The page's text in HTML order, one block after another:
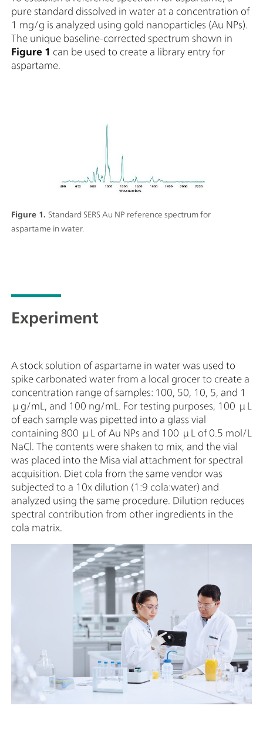
pure standard dissolved in water at a concentration of
1 mg/g is analyzed using gold nanoparticles (Au NPs).
The unique baseline-corrected spectrum shown in
Figure 1 can be used to create a library entry for
aspartame.
Figure 1.
Standard SERS Au NP reference spectrum for
aspartame in water.
Experiment
A stock solution of aspartame in water was used to
spike carbonated water from a local grocer to create a
concentration range of samples: 100, 50, 10, 5, and 1
μg/mL, and 100 ng/mL. For testing purposes, 100 μL
of each sample was pipetted into a glass vial
containing 800 μL of Au NPs and 100 μL of 0.5 mol/L
NaCl. The contents were shaken to mix, and the vial
was placed into the Misa vial attachment for spectral
acquisition. Diet cola from the same vendor was
subjected to a 10x dilution (1:9 cola:water) and
analyzed using the same procedure. Dilution reduces
spectral contribution from other ingredients in the
cola matrix.